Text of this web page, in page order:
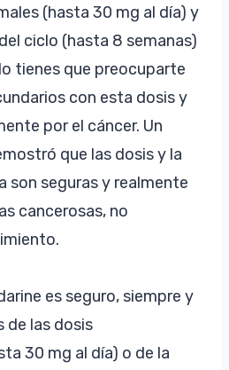
(hasta 30 mg al día) y
ciclo (hasta 8 semanas)
tienes que preocuparte
con esta dosis y
por el cáncer. Un
que las dosis y la
son seguras y realmente
cancerosas, no
es seguro, siempre y
de las dosis
30 mg al día) o de la